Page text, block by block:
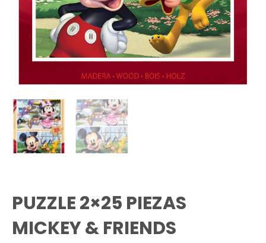
PUZZLE 2×25 PIEZAS
MICKEY & FRIENDS